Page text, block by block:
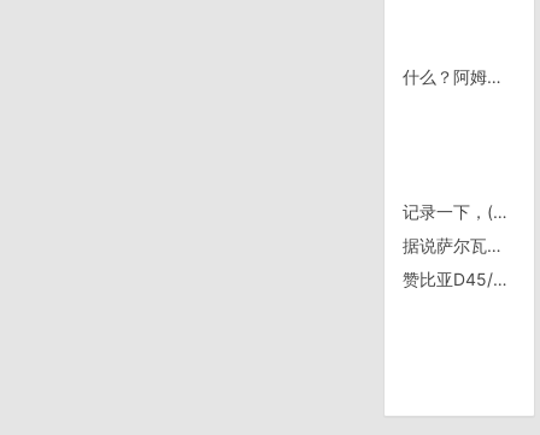
什么？阿姆斯特朗去世了？
记录一下，(–i)+(–i)，问问学校的老师，如果这样的提目怎么答
据说萨尔瓦多only用美元
赞比亚D45/1206，终于赶上这“屎”车啦